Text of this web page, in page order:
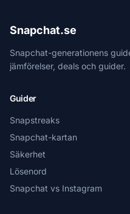
Snapchat.se
Snapchat-generationens
jämförelser, deals och guider.
Guider
Snapstreaks
Snapchat-kartan
Säkerhet
Lösenord
Snapchat vs Instagram